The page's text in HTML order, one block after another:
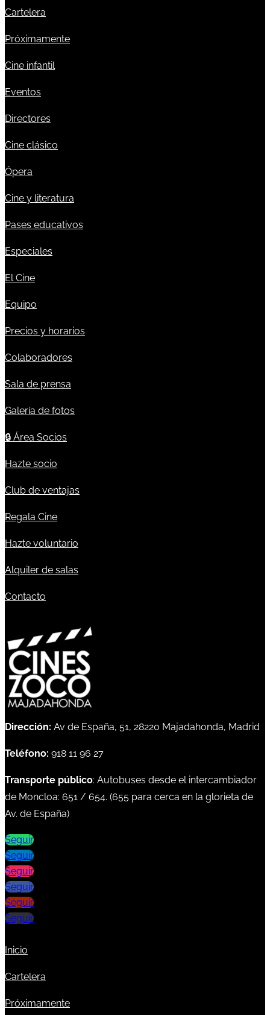
Cartelera
Próximamente
Cine infantil
Eventos
Directores
Cine clásico
Ópera
Cine y literatura
Pases educativos
Especiales
El Cine
Equipo
Precios y horarios
Colaboradores
Sala de prensa
Galería de fotos
🔒 Área Socios
Hazte socio
Club de ventajas
Regala Cine
Hazte voluntario
Alquiler de salas
Contacto
Dirección: Av de España, 51, 28220 Majadahonda, Madrid
Teléfono: 918 11 96 27
Transporte público: Autobuses desde el intercambiador
de Moncloa: 651 / 654. (655 para cerca en la glorieta de
Av. de España)
Seguir
Seguir
Seguir
Seguir
Seguir
Seguir
Inicio
Cartelera
Próximamente